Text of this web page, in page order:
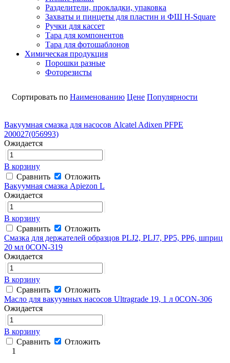
Разделители, прокладки, упаковка
Захваты и пинцеты для пластин и ФШ H-Square
Ручки для кассет
Тара для компонентов
Тара для фотошаблонов
Химическая продукция
Порошки разные
Фоторезисты
Сортировать по Наименованию Цене Популярности
Вакуумная смазка для насосов Alcatel Adixen PFPE
200027(056993)
Ожидается
В корзину
Сравнить
Отложить
Вакуумная смазка Apiezon L
Ожидается
В корзину
Сравнить
Отложить
Смазка для держателей образцов PLJ2, PLJ7, PP5, PP6, шприц
20 мл 0CON-319
Ожидается
В корзину
Сравнить
Отложить
Масло для вакуумных насосов Ultragrade 19, 1 л 0CON-306
Ожидается
В корзину
Сравнить
Отложить
1